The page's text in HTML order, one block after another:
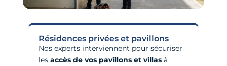
Résidences privées et pavillons
Nos experts interviennent pour sécuriser
les accès de vos pavillons et villasà